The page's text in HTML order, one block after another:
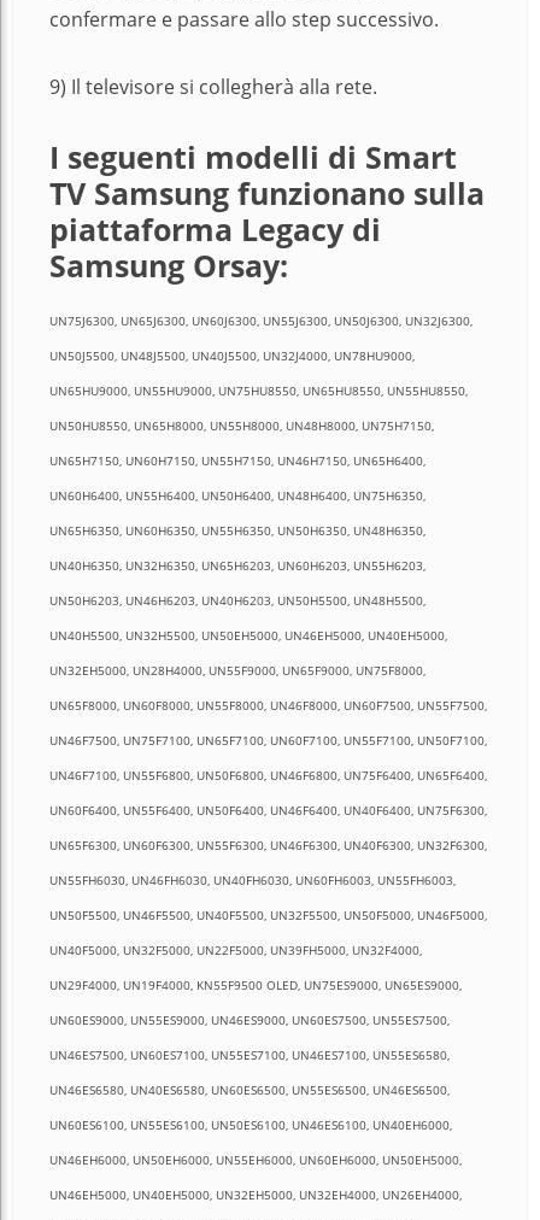
confermare e passare allo step successivo.
9) Il televisore si collegherà alla rete.
I seguenti modelli di Smart
TV Samsung funzionano sulla
piattaforma Legacy di
Samsung Orsay:
UN75J6300, UN65J6300, UN60J6300, UN55J6300, UN50J6300, UN32J6300,
UN50J5500, UN48J5500, UN40J5500, UN32J4000, UN78HU9000,
UN65HU9000, UN55HU9000, UN75HU8550, UN65HU8550, UN55HU8550,
UN50HU8550, UN65H8000, UN55H8000, UN48H8000, UN75H7150,
UN65H7150, UN60H7150, UN55H7150, UN46H7150, UN65H6400,
UN60H6400, UN55H6400, UN50H6400, UN48H6400, UN75H6350,
UN65H6350, UN60H6350, UN55H6350, UN50H6350, UN48H6350,
UN40H6350, UN32H6350, UN65H6203, UN60H6203, UN55H6203,
UN50H6203, UN46H6203, UN40H6203, UN50H5500, UN48H5500,
UN40H5500, UN32H5500, UN50EH5000, UN46EH5000, UN40EH5000,
UN32EH5000, UN28H4000, UN55F9000, UN65F9000, UN75F8000,
UN65F8000, UN60F8000, UN55F8000, UN46F8000, UN60F7500, UN55F7500,
UN46F7500, UN75F7100, UN65F7100, UN60F7100, UN55F7100, UN50F7100,
UN46F7100, UN55F6800, UN50F6800, UN46F6800, UN75F6400, UN65F6400,
UN60F6400, UN55F6400, UN50F6400, UN46F6400, UN40F6400, UN75F6300,
UN65F6300, UN60F6300, UN55F6300, UN46F6300, UN40F6300, UN32F6300,
UN55FH6030, UN46FH6030, UN40FH6030, UN60FH6003, UN55FH6003,
UN50F5500, UN46F5500, UN40F5500, UN32F5500, UN50F5000, UN46F5000,
UN40F5000, UN32F5000, UN22F5000, UN39FH5000, UN32F4000,
UN29F4000, UN19F4000, KN55F9500 OLED, UN75ES9000, UN65ES9000,
UN60ES9000, UN55ES9000, UN46ES9000, UN60ES7500, UN55ES7500,
UN46ES7500, UN60ES7100, UN55ES7100, UN46ES7100, UN55ES6580,
UN46ES6580, UN40ES6580, UN60ES6500, UN55ES6500, UN46ES6500,
UN60ES6100, UN55ES6100, UN50ES6100, UN46ES6100, UN40EH6000,
UN46EH6000, UN50EH6000, UN55EH6000, UN60EH6000, UN50EH5000,
UN46EH5000, UN40EH5000, UN32EH5000, UN32EH4000, UN26EH4000,